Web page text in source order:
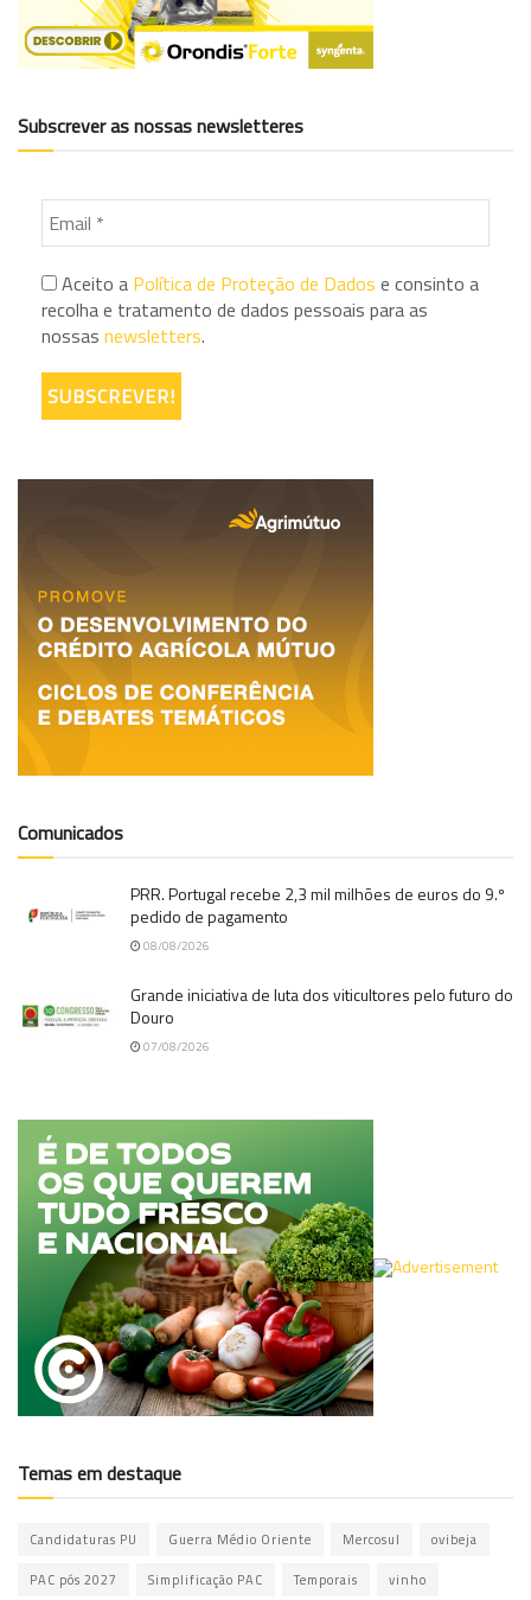
Subscrever as nossas newsletteres
Aceito a Política de Proteção de Dados e consinto a
recolha e tratamento de dados pessoais para as
nossas newsletters.
Comunicados
PRR. Portugal recebe 2,3 mil milhões de euros do 9.º
pedido de pagamento
08/08/2026
Grande iniciativa de luta dos viticultores pelo futuro do
Douro
07/08/2026
Temas em destaque
Candidaturas PU Guerra Médio Oriente Mercosul ovibeja
PAC pós 2027 Simplificação PAC Temporais vinho